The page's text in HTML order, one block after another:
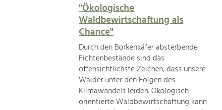
"Ökologische
Waldbewirtschaftung als
Chance"
Durch den Borkenkäfer absterbende
Fichtenbestände sind das
offensichtlichste Zeichen, dass unsere
Wälder unter den Folgen des
Klimawandels leiden. Ökologisch
orientierte Waldbewirtschaftung kann